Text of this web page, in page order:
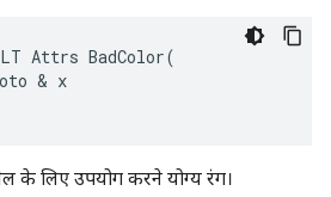
Attrs BadColor(
& x
के लिए उपयोग करने योग्य रंग।